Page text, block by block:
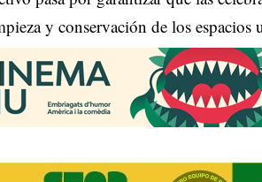
y conservación de los espacios